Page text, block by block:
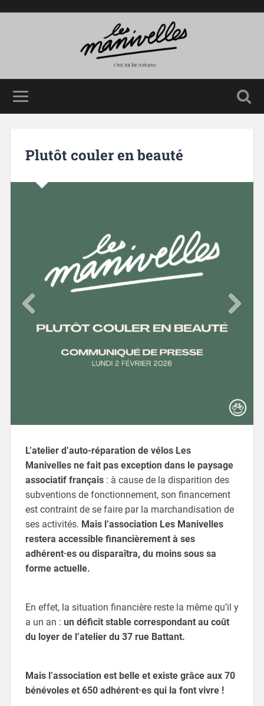
Plutôt couler en beauté
L’atelier d’auto-réparation de vélos Les
Manivelles ne fait pas exception dans le paysage
associatif français: à cause de la disparition des
subventions de fonctionnement, son financement
est contraint de se faire par la marchandisation de
ses activités. Mais l’association Les Manivelles
restera accessible financièrement à ses
adhérent·es ou disparaîtra, du moins sous sa
forme actuelle.
En effet, la situation financière reste la même qu’il y
a un an : un déficit stable correspondant au coût
du loyer de l’atelier du 37 rue Battant.
Mais l’association est belle et existe grâce aux 70
bénévoles et 650 adhérent·es qui la font vivre !